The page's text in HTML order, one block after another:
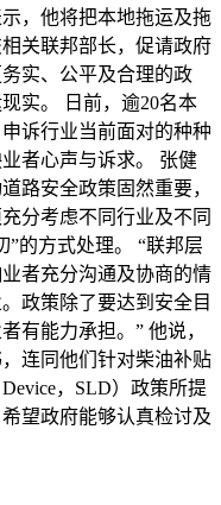
，他将把本地拖运及拖
关联邦部长，促请政府
实、公平及合理的政
实。 日前，逾20名本
诉行业当前面对的种种
者心声与诉求。 张健
路安全政策固然重要，
分考虑不同行业及不同
”的方式处理。 “联邦层
者充分沟通及协商的情
政策除了要达到安全目
有能力承担。” 他说，
连同他们针对柴油补贴
，SLD）政策所提
望政府能够认真检讨及